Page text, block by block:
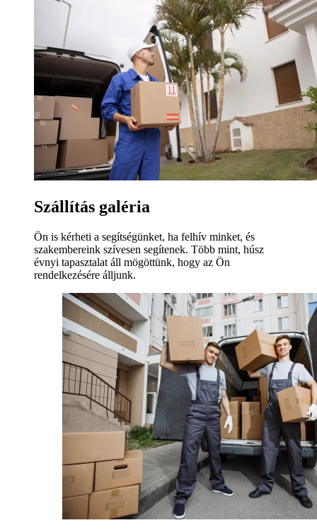
Szállítás galéria
Ön is kérheti a segítségünket, ha felhív minket, és
szakembereink szívesen segítenek. Több mint, húsz
évnyi tapasztalat áll mögöttünk, hogy az Ön
rendelkezésére álljunk.